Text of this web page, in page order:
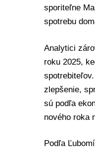
sporiteľne
spotrebu
Analytici
roku 2025,
zlepšenie,
sú podľa
nového roka
Podľa